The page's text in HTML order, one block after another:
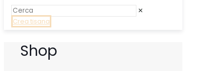
✕
Crea tisana
Shop